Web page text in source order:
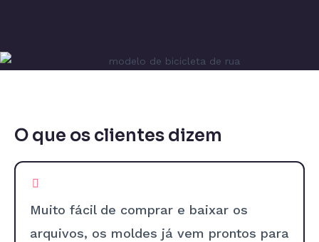
O que os clientes dizem
Muito fácil de comprar e baixar os
arquivos, os moldes já vem prontos para